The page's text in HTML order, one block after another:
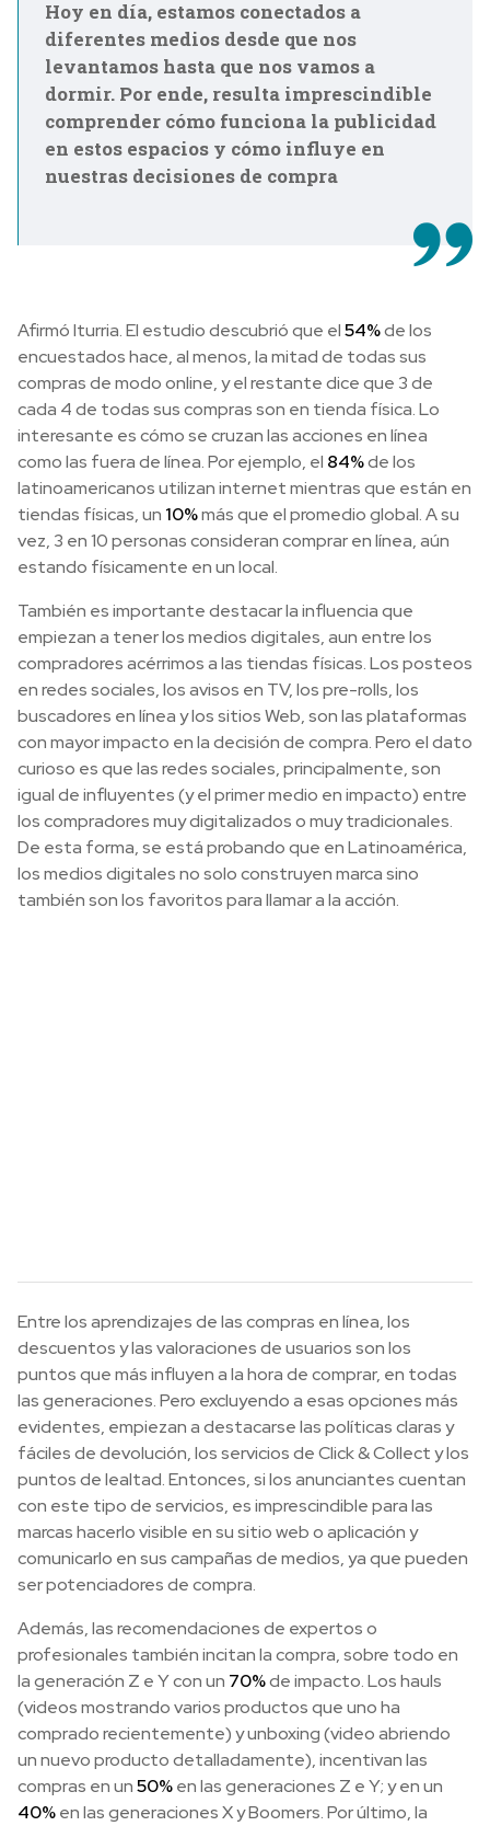
Hoy en día, estamos conectados a
diferentes medios desde que nos
levantamos hasta que nos vamos a
dormir. Por ende, resulta imprescindible
comprender cómo funciona la publicidad
en estos espacios y cómo influye en
nuestras decisiones de compra
Afirmó Iturria. El estudio descubrió que el54%de los
encuestados hace, al menos, la mitad de todas sus
compras de modo online, y el restante dice que 3 de
cada 4 de todas sus compras son en tienda física. Lo
interesante es cómo se cruzan las acciones en línea
como las fuera de línea. Por ejemplo, el 84%de los
latinoamericanos utilizan internet mientras que están en
tiendas físicas, un 10%más que el promedio global. A su
vez, 3 en 10 personas consideran comprar en línea, aún
estando físicamente en un local.
También es importante destacar la influencia que
empiezan a tener los medios digitales, aun entre los
compradores acérrimos a las tiendas físicas. Los posteos
en redes sociales, los avisos en TV, los pre-rolls, los
buscadores en línea y los sitios Web, son las plataformas
con mayor impacto en la decisión de compra. Pero el dato
curioso es que las redes sociales, principalmente, son
igual de influyentes (y el primer medio en impacto) entre
los compradores muy digitalizados o muy tradicionales.
De esta forma, se está probando que en Latinoamérica,
los medios digitales no solo construyen marca sino
también son los favoritos para llamar a la acción.
Entre los aprendizajes de las compras en línea, los
descuentos y las valoraciones de usuarios son los
puntos que más influyen a la hora de comprar, en todas
las generaciones. Pero excluyendo a esas opciones más
evidentes, empiezan a destacarse las políticas claras y
fáciles de devolución, los servicios de Click & Collect y los
puntos de lealtad. Entonces, si los anunciantes cuentan
con este tipo de servicios, es imprescindible para las
marcas hacerlo visible en su sitio web o aplicación y
comunicarlo en sus campañas de medios, ya que pueden
ser potenciadores de compra.
Además, las recomendaciones de expertos o
profesionales también incitan la compra, sobre todo en
la generación Z e Y con un 70%de impacto. Los hauls
(videos mostrando varios productos que uno ha
comprado recientemente) y unboxing (video abriendo
un nuevo producto detalladamente), incentivan las
compras en un50%en las generaciones Z e Y; y en un
40%en las generaciones X y Boomers. Por último, la